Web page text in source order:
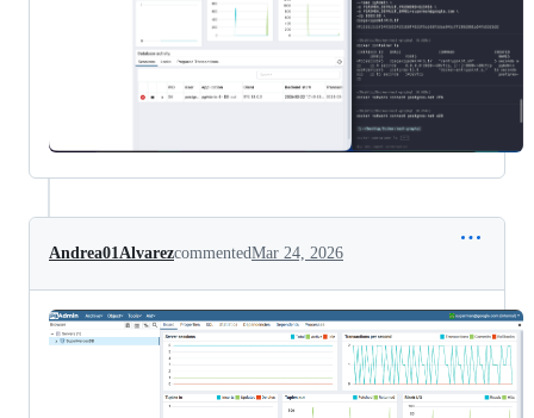
Andrea01AlvarezcommentedMar 24, 2026